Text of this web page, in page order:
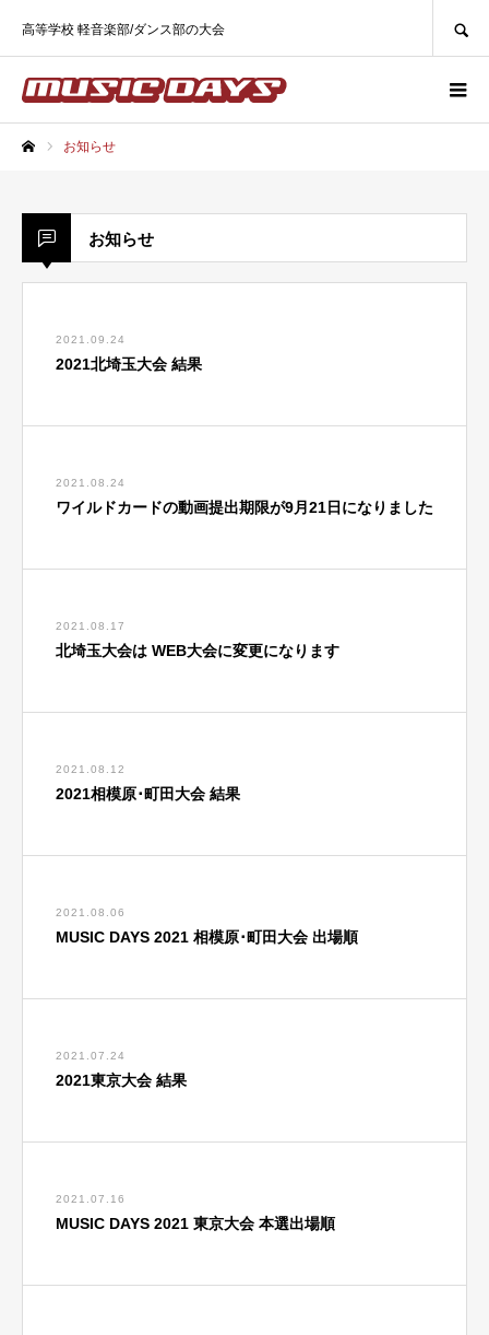
高等学校 軽音楽部/ダンス部の大会
お知らせ
お知らせ
2021.09.24
2021北埼玉大会 結果
2021.08.24
ワイルドカードの動画提出期限が9月21日になりました
2021.08.17
北埼玉大会は WEB大会に変更になります
2021.08.12
2021相模原･町田大会 結果
2021.08.06
MUSIC DAYS 2021 相模原･町田大会 出場順
2021.07.24
2021東京大会 結果
2021.07.16
MUSIC DAYS 2021 東京大会 本選出場順